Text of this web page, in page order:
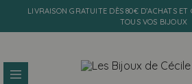
LIVRAISON GRATUITE DÈS 80€ D’ACHATS ET
TOUS VOS BIJOUX